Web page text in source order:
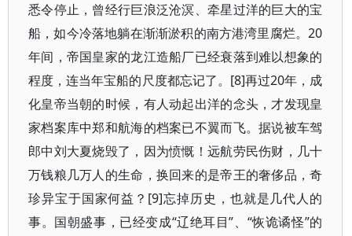
悉令停止，曾经行巨浪泛沧溟、牵星过洋的巨大的宝
船，如今冷落地躺在渐渐淤积的南方港湾里腐烂。20
年间，帝国皇家的龙江造船厂已经衰落到难以想象的
程度，连当年宝船的尺度都忘记了。[8]再过20年，成
化皇帝当朝的时候，有人动起出洋的念头，才发现皇
家档案库中郑和航海的档案已不翼而飞。据说被车驾
郎中刘大夏烧毁了，因为愤慨！远航劳民伤财，几十
万钱粮几万人的生命，换回来的是帝王的奢侈品，奇
珍异宝于国家何益？[9]忘掉历史，也就是几代人的
事。国朝盛事，已经变成“辽绝耳目”、“恢诡谲怪”的